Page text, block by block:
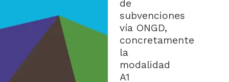
de
subvenciones
vía ONGD,
concretamente
la
modalidad
A1